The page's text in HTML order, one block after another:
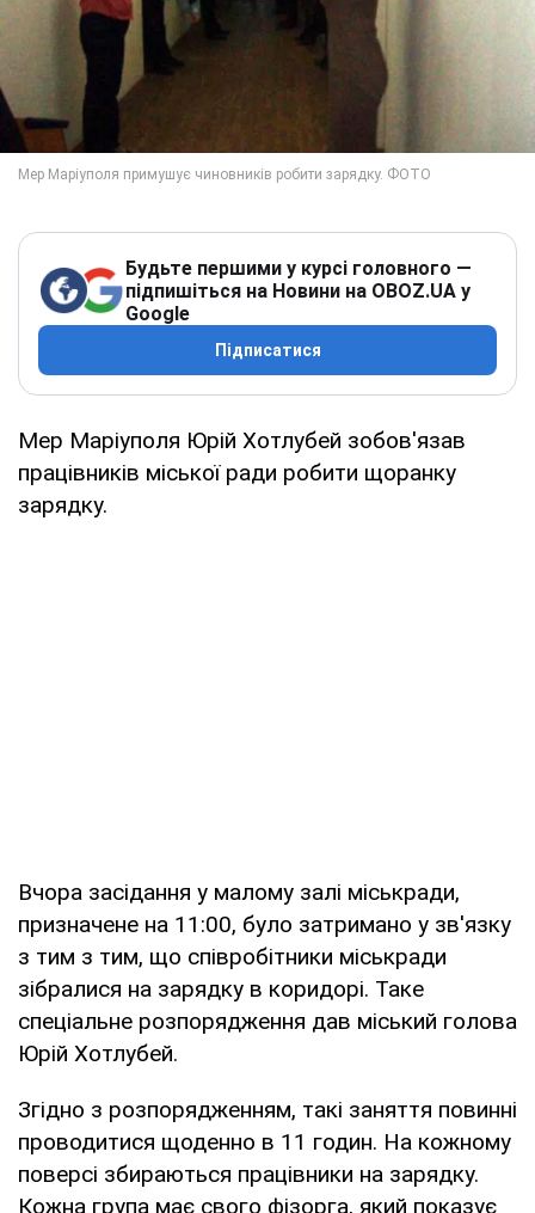
Будьте першими у курсі головного —
підпишіться на Новини на OBOZ.UA у
Google
Підписатися
Мер Маріуполя Юрій Хотлубей зобов'язав
працівників міської ради робити щоранку
зарядку.
Вчора засідання у малому залі міськради,
призначене на 11:00, було затримано у зв'язку
з тим з тим, що співробітники міськради
зібралися на зарядку в коридорі. Таке
спеціальне розпорядження дав міський голова
Юрій Хотлубей.
Згідно з розпорядженням, такі заняття повинні
проводитися щоденно в 11 годин. На кожному
поверсі збираються працівники на зарядку.
Кожна група має свого фізорга, який показує